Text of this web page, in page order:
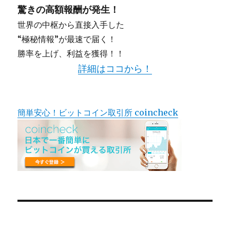
驚きの高額報酬が発生！
世界の中枢から直接入手した
“極秘情報”が最速で届く！
勝率を上げ、利益を獲得！！
詳細はココから！
簡単安心！ビットコイン取引所 coincheck